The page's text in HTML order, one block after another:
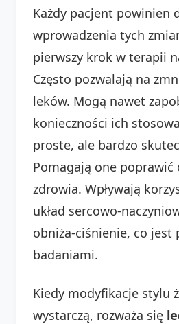
Każdy pacjent powinien
wprowadzenia tych
pierwszy krok w terapii
Często pozwalają na
leków. Mogą nawet
konieczności ich
proste, ale bardzo
Pomagają one poprawić
zdrowia. Wpływają
układ sercowo-
obniża-ciśnienie, co jest
badaniami.
Kiedy modyfikacje stylu
wystarczą, rozważa się